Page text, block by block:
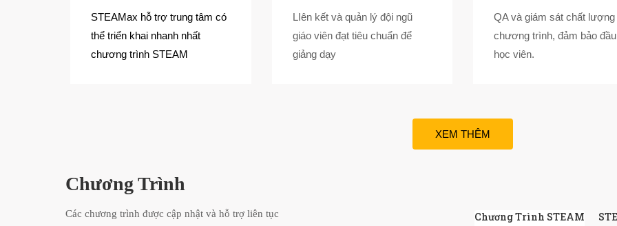
STEAMax hỗ trợ trung tâm có
thể triển khai nhanh nhất
chương trình STEAM
LIên kết và quản lý đội ngũ
giáo viên đạt tiêu chuẩn để
giảng dạy
QA và giám sát chất lượng
chương trình, đảm bảo
học viên.
XEM THÊM
Chương Trình
Các chương trình được cập nhật và hỗ trợ liên tục Chương Trình STEAM